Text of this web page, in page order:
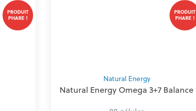
PRODUIT
PHARE !
PRODUIT
PHARE !
Natural Energy
Natural Energy Omega 3+7 Balance